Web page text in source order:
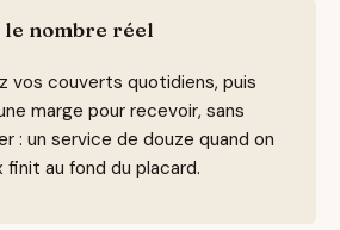
nombre réel
vos couverts quotidiens, puis
marge pour recevoir, sans
: un service de douze quand on
au fond du placard.